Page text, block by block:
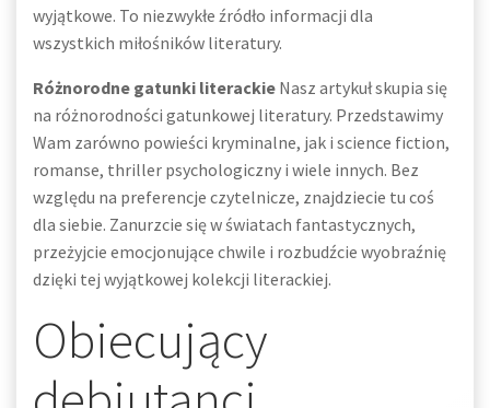
wyjątkowe. To niezwykłe źródło informacji dla
wszystkich miłośników literatury.
Różnorodne gatunki literackie Nasz artykuł skupia się
na różnorodności gatunkowej literatury. Przedstawimy
Wam zarówno powieści kryminalne, jak i science fiction,
romanse, thriller psychologiczny i wiele innych. Bez
względu na preferencje czytelnicze, znajdziecie tu coś
dla siebie. Zanurzcie się w światach fantastycznych,
przeżyjcie emocjonujące chwile i rozbudźcie wyobraźnię
dzięki tej wyjątkowej kolekcji literackiej.
Obiecujący